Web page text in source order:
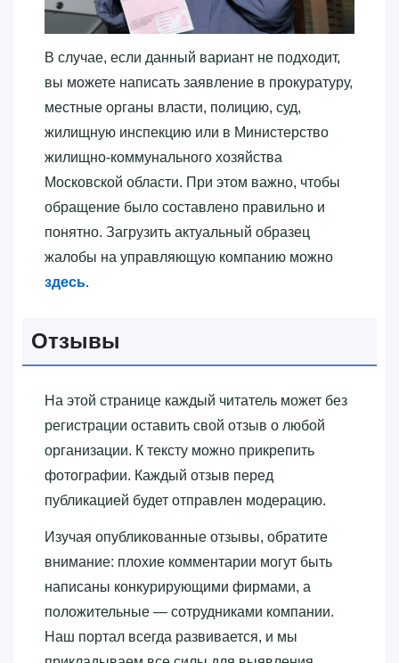
В случае, если данный вариант не подходит,
вы можете написать заявление в прокуратуру,
местные органы власти, полицию, суд,
жилищную инспекцию или в Министерство
жилищно-коммунального хозяйства
Московской области. При этом важно, чтобы
обращение было составлено правильно и
понятно. Загрузить актуальный образец
жалобы на управляющую компанию можно
здесь.
Отзывы
На этой странице каждый читатель может без
регистрации оставить свой отзыв о любой
организации. К тексту можно прикрепить
фотографии. Каждый отзыв перед
публикацией будет отправлен модерацию.
Изучая опубликованные отзывы, обратите
внимание: плохие комментарии могут быть
написаны конкурирующими фирмами, а
положительные — сотрудниками компании.
Наш портал всегда развивается, и мы